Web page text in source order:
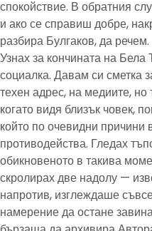
спокойствие. В обратния
и ако се справиш добре,
разбира Булгаков, да речем.
Узнах за кончината на Бела
социалка. Давам си сметка
техен адрес, на медиите,
когато видя близък човек,
който по очевидни причини
противодейства. Гледах
обикновеното в такива
скролирах две надолу —
напротив, изглеждаше
намерение да остане